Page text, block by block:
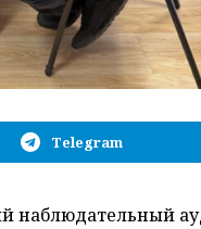
Telegram
наблюдательный